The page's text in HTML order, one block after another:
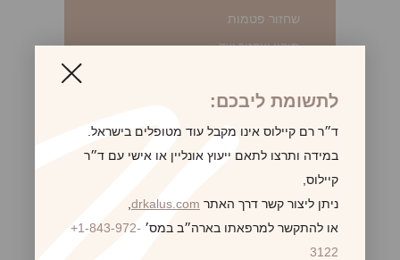
שחזור פטמות
תיקון שחזור שד
Body Contouring
הקטנת הפות
לתשומת ליבכם:
ד״ר רם קיילוס אינו מקבל עוד מטופלים בישראל.
במידה ותרצו לתאם ייעוץ אונליין או אישי עם ד״ר
קיילוס,
ניתן ליצור קשר דרך האתר drkalus.com
או להתקשר למרפאתו בארה״ב במס׳ +1-843-972-
3122